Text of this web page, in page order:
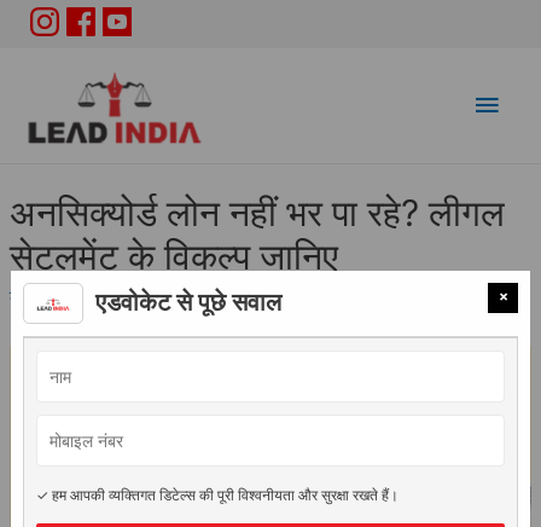
Main
अनसिक्योर्ड लोन नहीं भर पा रहे? लीगल
सेटलमेंट के विकल्प जानिए
कानूनी सलाह / ByAdv. Vidhi Saini ×
एडवोकेट से पूछे सवाल
✓ हम आपकी व्यक्तिगत डिटेल्स की पूरी विश्वनीयता और सुरक्षा रखते हैं।